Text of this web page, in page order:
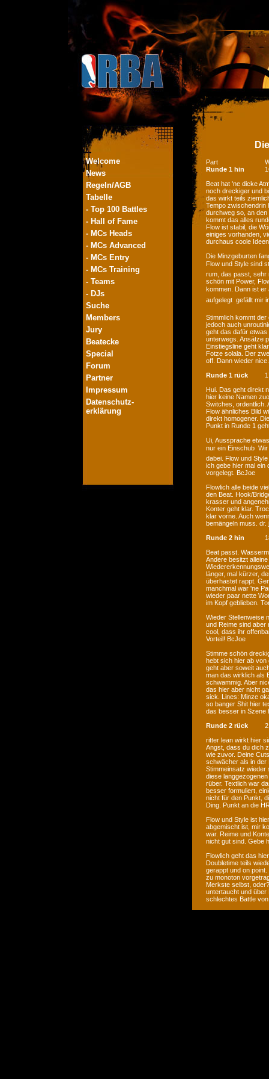
Welcome
News
Regeln/AGB
Tabelle
- Top 100 Battles
- Hall of Fame
- MCs Heads
- MCs Advanced
- MCs Entry
- MCs Training
- Teams
- DJs
Suche
Members
Jury
Beatecke
Special
Forum
Partner
Impressum
Datenschutz-
erklärung
Part
Runde 1 hin
Beat hat 'ne dicke
noch dreckiger und
das wirkt teils
Tempo zwischendrin
durchweg so, an den
kommt das alles
Flow ist stabil, die
einiges vorhanden,
durchaus coole
Die Minzgeburten
Flow und Style sind
rum, das passt, sehr
schön mit Power,
kommen. Dann ist er
aufgelegt  gefällt
Stimmlich kommt
jedoch auch
geht das dafür
unterwegs. Ansätze
Einstiegsline geht
Fotze solala. Der
off. Dann wieder
Runde 1 rück
Hui. Das geht direkt
hier keine Namen
Switches, ordentlich.
Flow ähnliches Bild
direkt homogener.
Punkt in Runde 1
Ui, Aussprache
nur ein Einschub 
dabei. Flow und
ich gebe hier mal ein
vorgelegt. BcJoe
Flowlich alle beide
den Beat. Hook/
krasser und
Konter geht klar.
klar vorne. Auch
bemängeln muss. dr.
Runde 2 hin
Beat passt.
Andere besitzt
länger, mal kürzer,
überhastet rappt.
manchmal war 'ne
wieder paar nette
im Kopf geblieben.
Wieder Stellenweise
und Reime sind aber
cool, dass ihr
Vorteil! BcJoe
Stimme schön
hebt sich hier ab von
geht aber soweit
man das wirklich als
schwammig. Aber
das hier aber nicht
sick. Lines: Minze
so banger Shit hier
das besser in Szene
Runde 2 rück
ritter lean wirkt hier
Angst, dass du dich
wie zuvor. Deine
schwächer als in der
Stimmeinsatz
diese
rüber. Textlich war
besser formuliert,
nicht für den Punkt,
Ding. Punkt an die
Flow und Style ist
abgemischt ist, mir
war. Reime und
nicht gut sind. Gebe
Flowlich geht das
Doubletime teils
gerappt und on
zu monoton
Merkste selbst,
untertaucht und
schlechtes Battle